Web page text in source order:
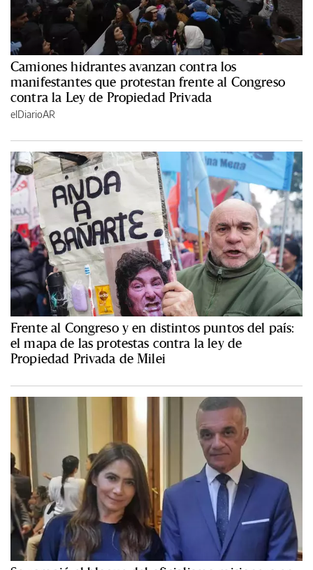
Camiones hidrantes avanzan contra los
manifestantes que protestan frente al Congreso
contra la Ley de Propiedad Privada
elDiarioAR
Frente al Congreso y en distintos puntos del país:
el mapa de las protestas contra la ley de
Propiedad Privada de Milei